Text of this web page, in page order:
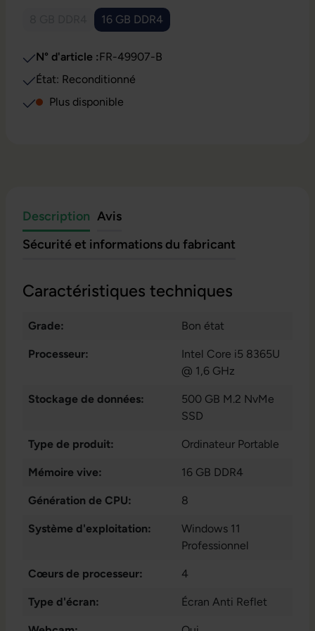
(Cette option n'est pas disponible pour le moment.)
16 GB DDR4
(Cette option n'est pas disponible pour
N° d'article :FR-49907-B
État: Reconditionné
Plus disponible
Description Avis
Sécurité et informations du fabricant
Caractéristiques techniques
Grade: Bon état
Processeur:
Intel Core i5 8365U
@ 1,6 GHz
Stockage de données:
500 GB M.2 NvMe
SSD
Type de produit: Ordinateur Portable
Mémoire vive: 16 GB DDR4
Génération de CPU: 8
Système d'exploitation:
Windows 11
Professionnel
Cœurs de processeur: 4
Type d'écran: Écran Anti Reflet